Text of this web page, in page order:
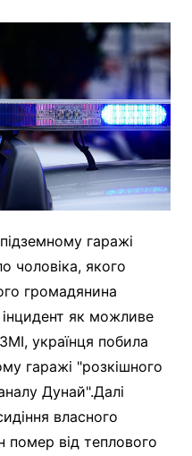
гаражі
чоловіка, якого
громадянина
інцидент як можливе
українця побила
гаражі "розкішного
Дунай".Далі
власного
помер від теплового